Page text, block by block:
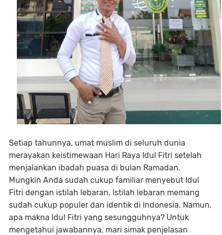
Setiap tahunnya, umat muslim di seluruh dunia
merayakan keistimewaan Hari Raya Idul Fitri setelah
menjalankan ibadah puasa di bulan Ramadan.
Mungkin Anda sudah cukup familiar menyebut Idul
Fitri dengan istilah lebaran. Istilah lebaran memang
sudah cukup populer dan identik di Indonesia. Namun,
apa makna Idul Fitri yang sesungguhnya? Untuk
mengetahui jawabannya, mari simak penjelasan